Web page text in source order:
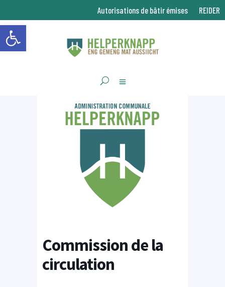
Ouvrir la barre d’outils
Autorisations de bâtir émises REIDER
Commission de la
circulation